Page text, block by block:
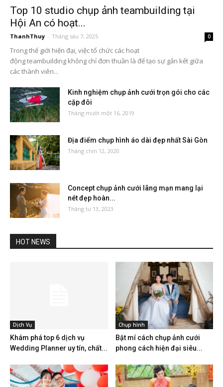
Top 10 studio chụp ảnh teambuilding tại
Hội An có hoạt...
ThanhThuy - Tháng sáu 7, 2025 0
Trong thế giới hiện đại, việc tổ chức các hoạt
động teambuilding không chỉ đơn thuần là để tạo sự gắn kết giữa
các thành viên...
Kinh nghiệm chụp ảnh cưới trọn gói cho các
cặp đôi
Tháng mười một 16, 2019
Địa điểm chụp hình áo dài đẹp nhất Sài Gòn
Tháng chín 12, 2020
Concept chụp ảnh cưới lãng mạn mang lại
nét đẹp hoàn...
Tháng tư 13, 2023
HOT NEWS
Dịch Vụ
Khám phá top 6 dịch vụ
Wedding Planner uy tín, chất...
Chụp hình
Bật mí cách chụp ảnh cưới
phong cách hiện đại siêu...